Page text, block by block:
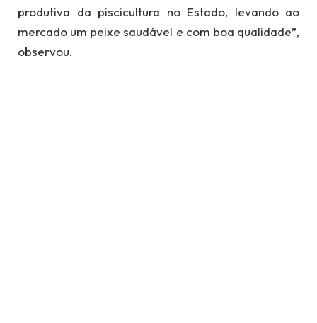
produtiva da piscicultura no Estado, levando ao
mercado um peixe saudável e com boa qualidade”,
observou.